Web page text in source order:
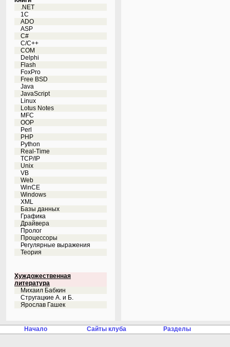
.NET
1C
ADO
ASP
C#
C/C++
COM
Delphi
Flash
FoxPro
Free BSD
Java
JavaScript
Linux
Lotus Notes
MFC
OOP
Perl
PHP
Python
Real-Time
TCP/IP
Unix
VB
Web
WinCE
Windows
XML
Базы данных
Графика
Драйвера
Пролог
Процессоры
Регулярные выражения
Теория
Хуждожественная
литература
Михаил Бабкин
Стругацкие А. и Б.
Ярослав Гашек
Начало Сайты клуба Разделы